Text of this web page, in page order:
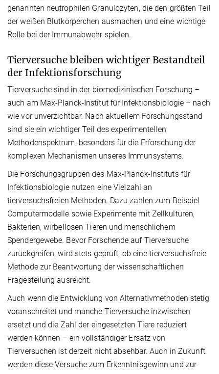
genannten neutrophilen Granulozyten, die den größten Teil
der weißen Blutkörperchen ausmachen und eine wichtige
Rolle bei der Immunabwehr spielen.
Tierversuche bleiben wichtiger Bestandteil
der Infektionsforschung
Tierversuche sind in der biomedizinischen Forschung –
auch am Max-Planck-Institut für Infektionsbiologie – nach
wie vor unverzichtbar. Nach aktuellem Forschungsstand
sind sie ein wichtiger Teil des experimentellen
Methodenspektrum, besonders für die Erforschung der
komplexen Mechanismen unseres Immunsystems.
Die Forschungsgruppen des Max-Planck-Instituts für
Infektionsbiologie nutzen eine Vielzahl an
tierversuchsfreien Methoden. Dazu zählen zum Beispiel
Computermodelle sowie Experimente mit Zellkulturen,
Bakterien, wirbellosen Tieren und menschlichem
Spendergewebe. Bevor Forschende auf Tierversuche
zurückgreifen, wird stets geprüft, ob eine tierversuchsfreie
Methode zur Beantwortung der wissenschaftlichen
Fragesteilung ausreicht.
Auch wenn die Entwicklung von Alternativmethoden stetig
voranschreitet und manche Tierversuche inzwischen
ersetzt und die Zahl der eingesetzten Tiere reduziert
werden können – ein vollständiger Ersatz von
Tierversuchen ist derzeit nicht absehbar. Auch in Zukunft
werden diese Versuche zum Erkenntnisgewinn und zur